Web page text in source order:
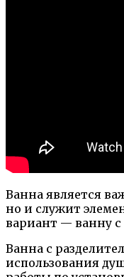
Ванна является
но и служит
вариант — ванну с
Ванна с
использования